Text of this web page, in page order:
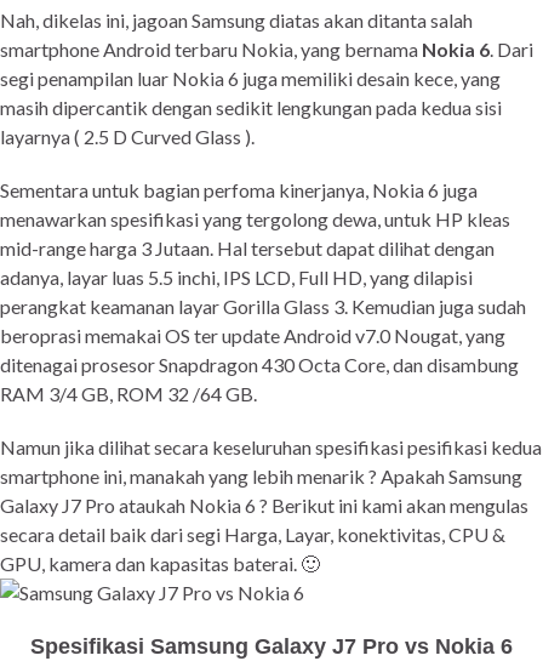
Nah, dikelas ini, jagoan Samsung diatas akan ditanta salah
smartphone Android terbaru Nokia, yang bernama Nokia 6. Dari
segi penampilan luar Nokia 6 juga memiliki desain kece, yang
masih dipercantik dengan sedikit lengkungan pada kedua sisi
layarnya ( 2.5 D Curved Glass ).
Sementara untuk bagian perfoma kinerjanya, Nokia 6 juga
menawarkan spesifikasi yang tergolong dewa, untuk HP kleas
mid-range harga 3 Jutaan. Hal tersebut dapat dilihat dengan
adanya, layar luas 5.5 inchi, IPS LCD, Full HD, yang dilapisi
perangkat keamanan layar Gorilla Glass 3. Kemudian juga sudah
beroprasi memakai OS ter update Android v7.0 Nougat, yang
ditenagai prosesor Snapdragon 430 Octa Core, dan disambung
RAM 3/4 GB, ROM 32 /64 GB.
Namun jika dilihat secara keseluruhan spesifikasi pesifikasi kedua
smartphone ini, manakah yang lebih menarik ? Apakah Samsung
Galaxy J7 Pro ataukah Nokia 6 ? Berikut ini kami akan mengulas
secara detail baik dari segi Harga, Layar, konektivitas, CPU &
GPU, kamera dan kapasitas baterai. 🙂
Spesifikasi Samsung Galaxy J7 Pro vs Nokia 6